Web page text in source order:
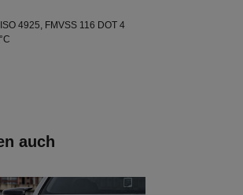
4925, FMVSS 116 DOT 4
auch